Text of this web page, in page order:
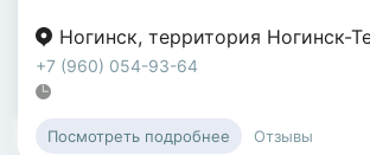
Ногинск, территория Ногинск-
+7 (960) 054-93-64
Посмотреть подробнее Отзывы